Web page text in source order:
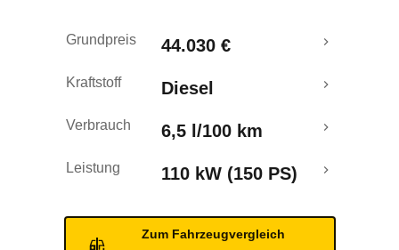
Grundpreis 44.030 €
Kraftstoff Diesel
Verbrauch 6,5 l/100 km
Leistung 110 kW (150 PS)
Zum Fahrzeugvergleich